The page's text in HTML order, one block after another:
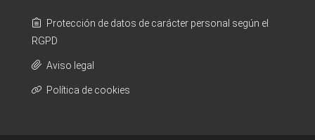
Protección de datos de carácter personal según el
RGPD
Aviso legal
Política de cookies